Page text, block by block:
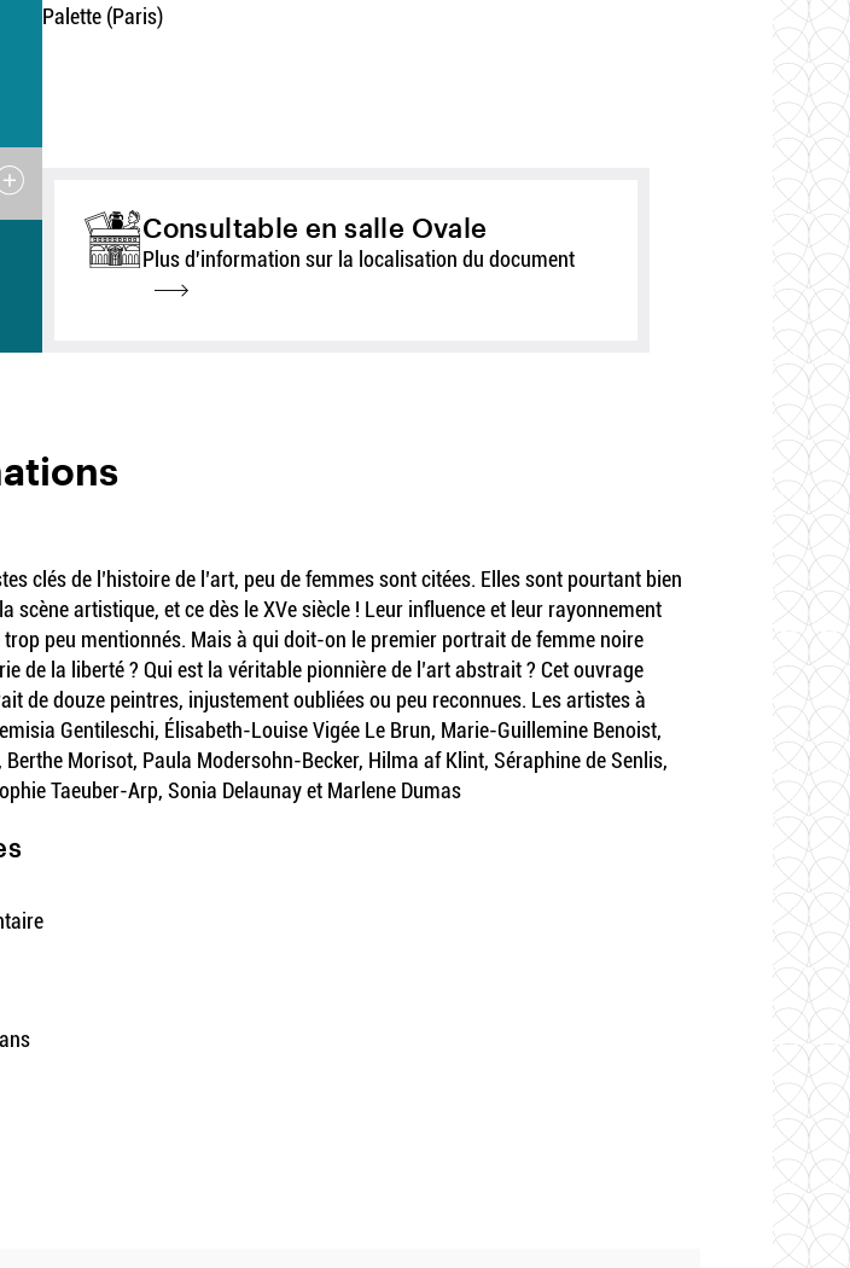
Palette (Paris)
Consultable en salle Ovale
Plus d'information sur la localisation du document
clés de l’histoire de l’art, peu de femmes sont citées. Elles sont pourtant bien
scène artistique, et ce dès le XVe siècle ! Leur influence et leur rayonnement
trop peu mentionnés. Mais à qui doit-on le premier portrait de femme noire
de la liberté ? Qui est la véritable pionnière de l’art abstrait ? Cet ouvrage
de douze peintres, injustement oubliées ou peu reconnues. Les artistes à
Gentileschi, Élisabeth-Louise Vigée Le Brun, Marie-Guillemine Benoist,
Berthe Morisot, Paula Modersohn-Becker, Hilma af Klint, Séraphine de Senlis,
Taeuber-Arp, Sonia Delaunay et Marlene Dumas